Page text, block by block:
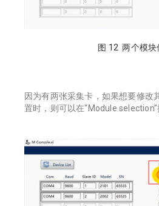
图 12 两个模块
因为有两张采集卡，如果想要修改
置时，则可以在“Module selection”